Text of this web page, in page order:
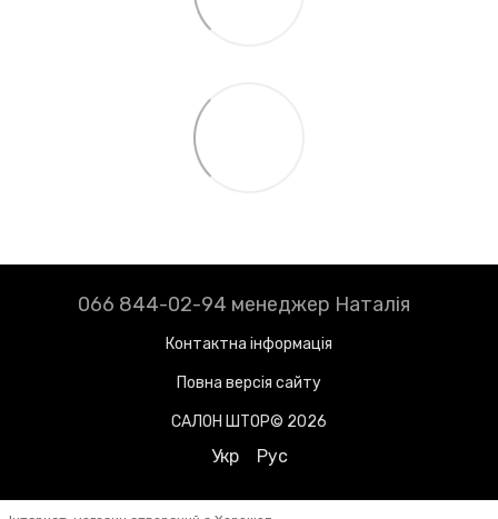
066 844-02-94 менеджер Наталія
Контактна інформація
Повна версія сайту
САЛОН ШТОР© 2026
Укр Рус